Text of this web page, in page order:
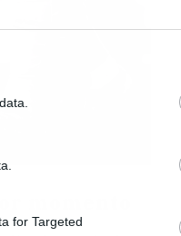
for Targeted
momento